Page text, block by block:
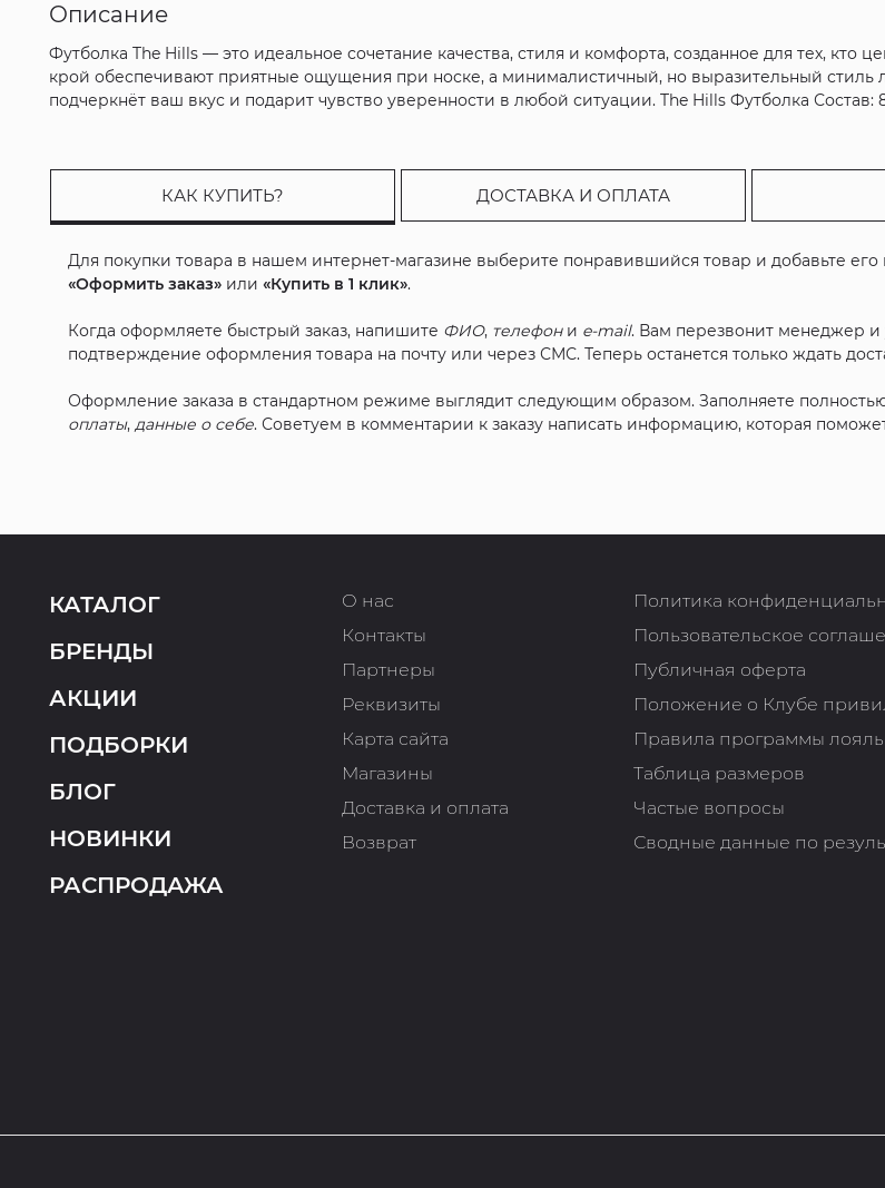
Описание
Футболка The Hills — это идеальное сочетание качества, стиля и комфорта, созданное для тех, кто
крой обеспечивают приятные ощущения при носке, а минималистичный, но выразительный стиль
подчеркнёт ваш вкус и подарит чувство уверенности в любой ситуации. The Hills Футболка Состав:
КАК КУПИТЬ? ДОСТАВКА И ОПЛАТА
Для покупки товара в нашем интернет-магазине выберите понравившийся товар и добавьте
«Оформить заказ» или«Купить в 1 клик».
Когда оформляете быстрый заказ, напишите ФИО, телефони e-mail. Вам перезвонит менеджер и
подтверждение оформления товара на почту или через СМС. Теперь останется только ждать
Оформление заказа в стандартном режиме выглядит следующим образом. Заполняете
оплаты,данные о себе. Советуем в комментарии к заказу написать информацию, которая
КАТАЛОГ
БРЕНДЫ
АКЦИИ
ПОДБОРКИ
БЛОГ
НОВИНКИ
РАСПРОДАЖА
О нас
Контакты
Партнеры
Реквизиты
Карта сайта
Магазины
Доставка и оплата
Возврат
Политика
Пользовательское
Публичная оферта
Положение о Клубе
Правила программы
Таблица размеров
Частые вопросы
Сводные данные по